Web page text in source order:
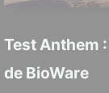
Test Anthem
de BioWare